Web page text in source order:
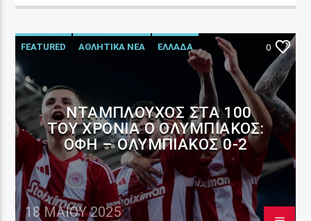
FEATURED ΑΘΛΗΤΙΚΑ ΝΕΑ ΕΛΛΑΔΑ 0
ΝΤΑΜΠΛΟΎΧΟΣ ΣΤΑ 100
ΤΟΥ ΧΡΌΝΙΑ Ο ΟΛΥΜΠΙΑΚΌΣ:
ΟΦΗ – ΟΛΥΜΠΙΑΚΌΣ 0-2
18 ΜΑΪ́ΟΥ 2025